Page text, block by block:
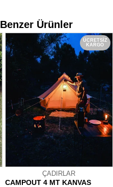
Benzer Ürünler
ÇADIRLAR
CAMPOUT 4 MT KANVAS
ÜCRETSIZ
KARGO